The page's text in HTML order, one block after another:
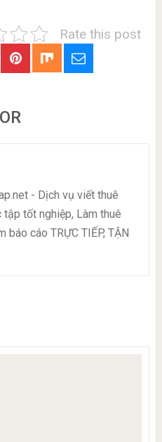
Rate this post
- Dịch vụ viết thuê
tốt nghiệp, Làm thuê
báo cáo TRỰC TIẾP, TẬN